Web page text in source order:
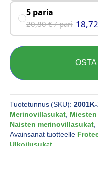
5 paria
20,80 € / pari
OSTA
Tuotetunnus (SKU):
Merinovillasukat
Naisten merinovillasukat
Avainsanat tuotteelle
Ulkoilusukat